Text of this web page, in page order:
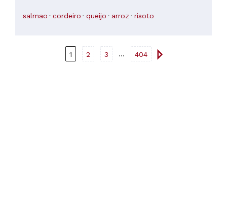
salmao cordeiro queijo arroz risoto
1 2 3 ... 404